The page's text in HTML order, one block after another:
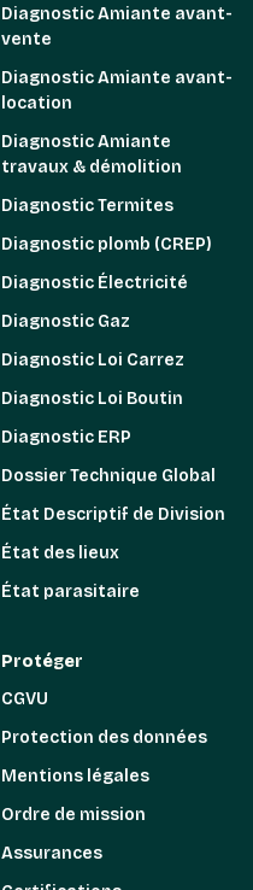
Diagnostic Amiante avant-
vente
Diagnostic Amiante avant-
location
Diagnostic Amiante
travaux & démolition
Diagnostic Termites
Diagnostic plomb (CREP)
Diagnostic Électricité
Diagnostic Gaz
Diagnostic Loi Carrez
Diagnostic Loi Boutin
Diagnostic ERP
Dossier Technique Global
État Descriptif de Division
État des lieux
État parasitaire
Protéger
CGVU
Protection des données
Mentions légales
Ordre de mission
Assurances